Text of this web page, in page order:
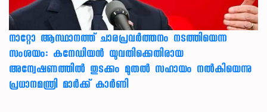
നാറ്റോ ആസ്ഥാനത്ത് ചാരപ്രവര്‍ത്തനം നടത്തിയെന്ന
സംശയം: കനേഡിയന്‍ യുവതിക്കെതിരായ
അന്വേഷണത്തില്‍ തുടക്കം മുതല്‍ സഹായം നല്‍കിയെന്നു
പ്രധാനമന്ത്രി മാര്‍ക്ക് കാര്‍ണി